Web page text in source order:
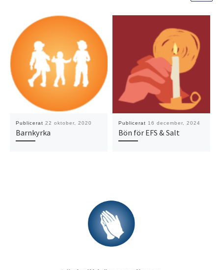
Publicerat 22 oktober, 2020
Barnkyrka
Publicerat 16 december, 2024
Bön för EFS & Salt